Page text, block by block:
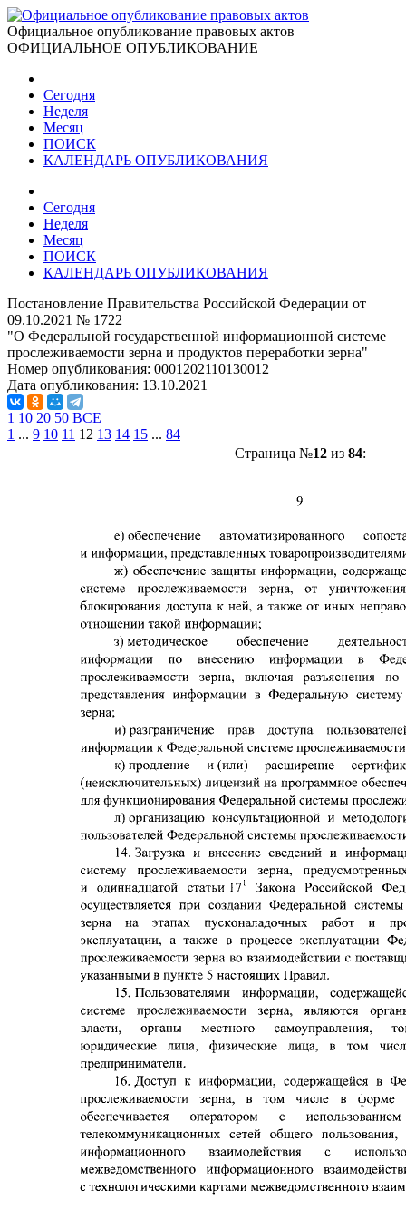
Официальное опубликование правовых актов
ОФИЦИАЛЬНОЕ ОПУБЛИКОВАНИЕ
Сегодня
Неделя
Месяц
ПОИСК
КАЛЕНДАРЬ ОПУБЛИКОВАНИЯ
Сегодня
Неделя
Месяц
ПОИСК
КАЛЕНДАРЬ ОПУБЛИКОВАНИЯ
Постановление Правительства Российской Федерации от
09.10.2021 № 1722
"О Федеральной государственной информационной системе
прослеживаемости зерна и продуктов переработки зерна"
Номер опубликования: 0001202110130012
Дата опубликования: 13.10.2021
1 10 20 50 ВСЕ
1 ... 9 10 11 12 13 14 15 ... 84
Страница №12из 84: